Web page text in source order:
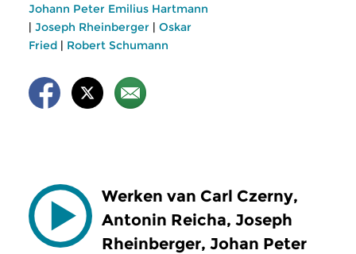
Johann Peter Emilius Hartmann
| Joseph Rheinberger | Oskar
Fried | Robert Schumann
Werken van Carl Czerny,
Antonin Reicha, Joseph
Rheinberger, Johan Peter